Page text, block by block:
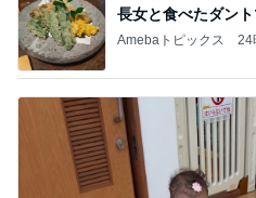
長女と食べたダン
Amebaトピックス 24